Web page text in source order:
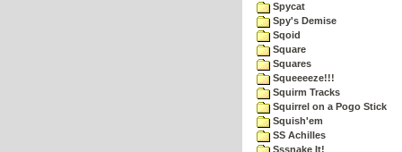
Spycat
Spy's Demise
Sqoid
Square
Squares
Squeeeeze!!!
Squirm Tracks
Squirrel on a Pogo Stick
Squish'em
SS Achilles
Sssnake It!